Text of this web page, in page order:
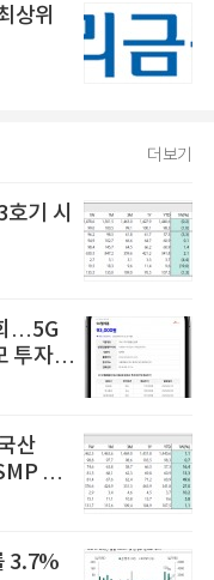
상위
더보기
기 시
…5G
투자
산
상
3.7%